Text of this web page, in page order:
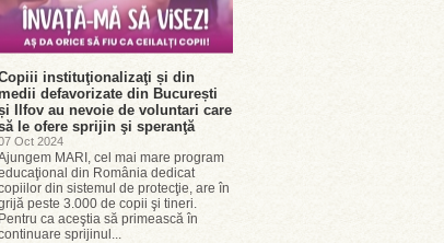
instituţionalizaţi și din
defavorizate din București
Ilfov au nevoie de voluntari care
le ofere sprijin şi speranţă
Oct 2024
MARI, cel mai mare program
din România dedicat
din sistemul de protecţie, are în
peste 3.000 de copii şi tineri.
Pentru ca aceştia să primească în
sprijinul...